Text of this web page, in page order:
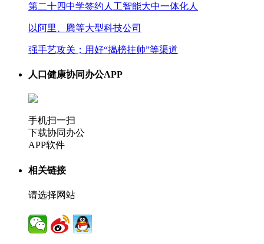
第二十四中学签约人工智能大中一体化人
以阿里、腾等大型科技公司
强手艺攻关；用好“揭榜挂帅”等渠道
人口健康协同办公APP
手机扫一扫
下载协同办公
APP软件
相关链接
请选择网站